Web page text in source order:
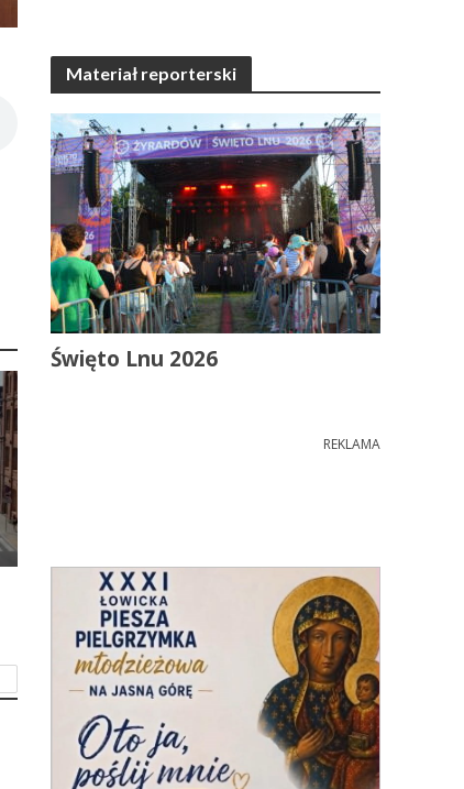
Materiał reporterski
Święto Lnu 2026
REKLAMA